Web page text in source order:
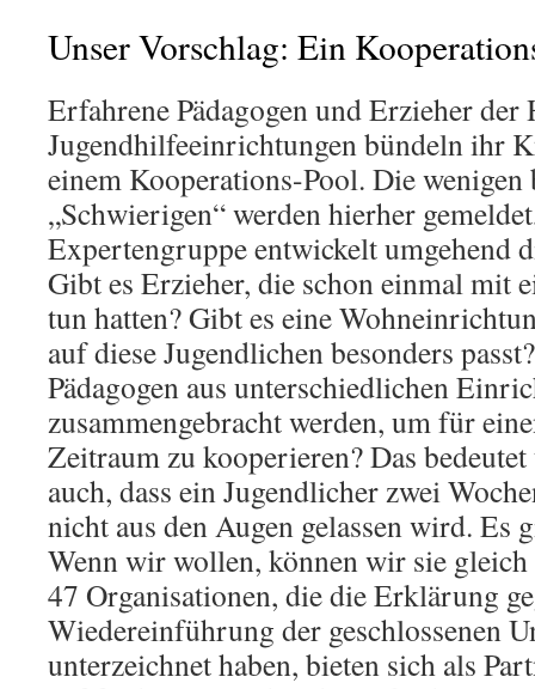
Unser Vorschlag: Ein
Erfahrene Pädagogen und Erzieher der
Jugendhilfeeinrichtungen bündeln ihr
einem Kooperations-Pool. Die wenigen
„Schwierigen“ werden hierher
Expertengruppe entwickelt umgehend
Gibt es Erzieher, die schon einmal mit
tun hatten? Gibt es eine
auf diese Jugendlichen besonders
Pädagogen aus unterschiedlichen
zusammengebracht werden, um für
Zeitraum zu kooperieren? Das
auch, dass ein Jugendlicher zwei
nicht aus den Augen gelassen wird. Es
Wenn wir wollen, können wir sie
47 Organisationen, die die Erklärung
Wiedereinführung der geschlossenen
unterzeichnet haben, bieten sich als